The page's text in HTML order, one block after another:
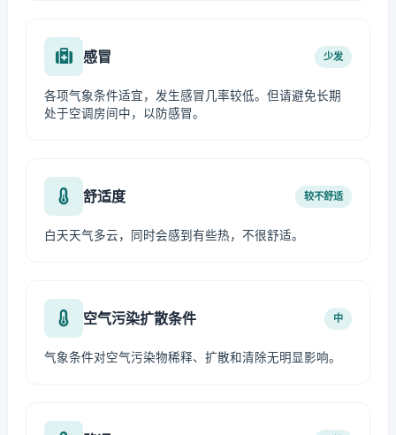
感冒 少发
各项气象条件适宜，发生感冒几率较低。但请避免长期
处于空调房间中，以防感冒。
舒适度 较不舒适
白天天气多云，同时会感到有些热，不很舒适。
空气污染扩散条件 中
气象条件对空气污染物稀释、扩散和清除无明显影响。